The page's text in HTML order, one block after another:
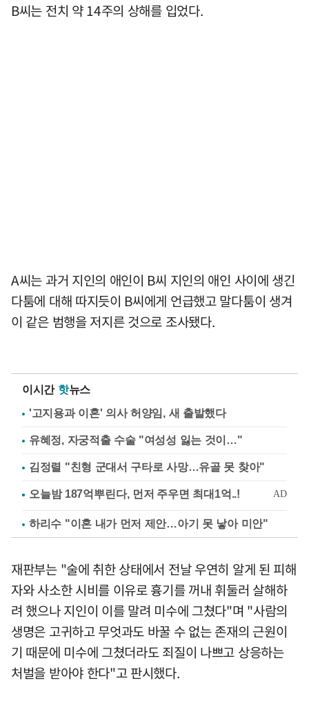
B씨는 전치 약 14주의 상해를 입었다.
A씨는 과거 지인의 애인이 B씨 지인의 애인 사이에 생긴
다툼에 대해 따지듯이 B씨에게 언급했고 말다툼이 생겨
이 같은 범행을 저지른 것으로 조사됐다.
이시간 핫뉴스
'고지용과 이혼' 의사 허양임, 새 출발했다
유혜정, 자궁적출 수술 "여성성 잃는 것이…"
김정렬 "친형 군대서 구타로 사망…유골 못 찾아"
하리수 "이혼 내가 먼저 제안…아기 못 낳아 미안"
재판부는 "술에 취한 상태에서 전날 우연히 알게 된 피해
자와 사소한 시비를 이유로 흉기를 꺼내 휘둘러 살해하
려 했으나 지인이 이를 말려 미수에 그쳤다"며 "사람의
생명은 고귀하고 무엇과도 바꿀 수 없는 존재의 근원이
기 때문에 미수에 그쳤더라도 죄질이 나쁘고 상응하는
처벌을 받아야 한다"고 판시했다.